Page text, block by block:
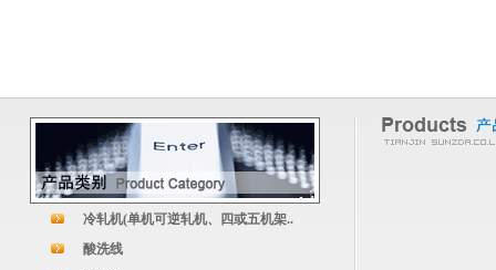
冷轧机(单机可逆轧机、四或五机架..
酸洗线